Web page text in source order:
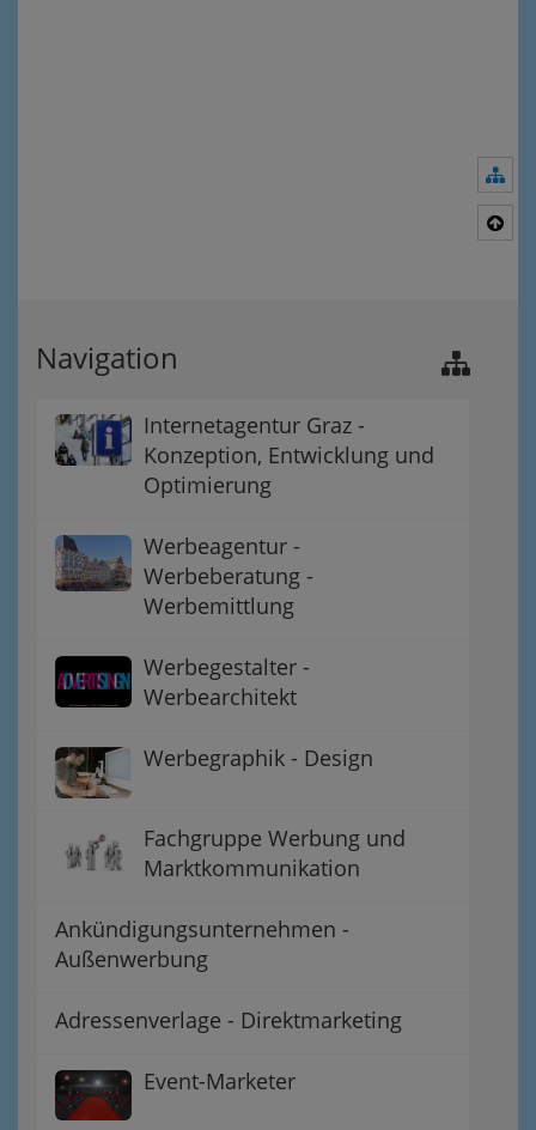
Navigation
Internetagentur Graz -
Konzeption, Entwicklung und
Optimierung
Werbeagentur -
Werbeberatung -
Werbemittlung
Werbegestalter -
Werbearchitekt
Werbegraphik - Design
Fachgruppe Werbung und
Marktkommunikation
Ankündigungsunternehmen -
Außenwerbung
Adressenverlage - Direktmarketing
Event-Marketer